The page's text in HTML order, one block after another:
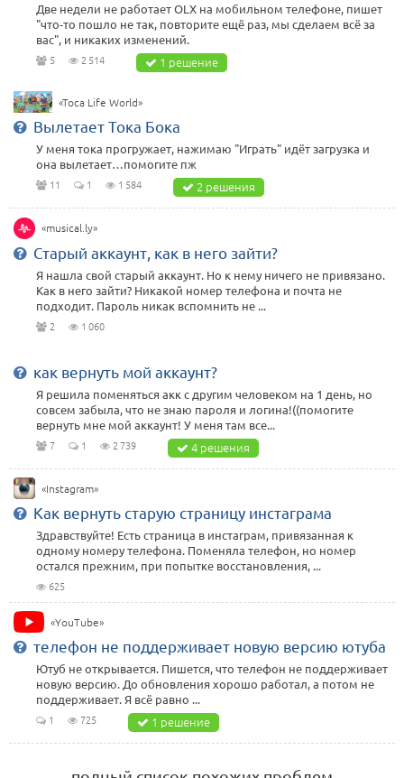
Две недели не работает OLX на мобильном телефоне, пишет
"что-то пошло не так, повторите ещё раз, мы сделаем всё за
вас", и никаких изменений.
5 2 514 1 решение
«Toca Life World»
Вылетает Тока Бока
У меня тока прогружает, нажимаю "Играть" идёт загрузка и
она вылетает…помогите пж
11 1 1 584 2 решения
«musical.ly»
Старый аккаунт, как в него зайти?
Я нашла свой старый аккаунт. Но к нему ничего не привязано.
Как в него зайти? Никакой номер телефона и почта не
подходит. Пароль никак вспомнить не ...
2 1 060
как вернуть мой аккаунт?
Я решила поменяться акк с другим человеком на 1 день, но
совсем забыла, что не знаю пароля и логина!((помогите
вернуть мне мой аккаунт! У меня там все...
7 1 2 739 4 решения
«Instagram»
Как вернуть старую страницу инстаграма
Здравствуйте! Есть страница в инстаграм, привязанная к
одному номеру телефона. Поменяла телефон, но номер
остался прежним, при попытке восстановления, ...
625
«YouTube»
телефон не поддерживает новую версию ютуба
Ютуб не открывается. Пишется, что телефон не поддерживает
новую версию. До обновления хорошо работал, а потом не
поддерживает. Я всё равно ...
1 725 1 решение